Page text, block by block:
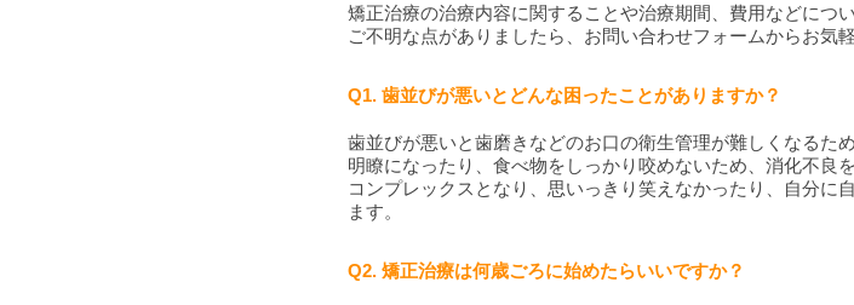
矯正治療の治療内容に関することや治療期間、費用などにつ
ご不明な点がありましたら、お問い合わせフォームからお気
Q1. 歯並びが悪いとどんな困ったことがありますか？
歯並びが悪いと歯磨きなどのお口の衛生管理が難しくなるた
明瞭になったり、食べ物をしっかり咬めないため、消化不良
コンプレックスとなり、思いっきり笑えなかったり、自分に
ます。
Q2. 矯正治療は何歳ごろに始めたらいいですか？